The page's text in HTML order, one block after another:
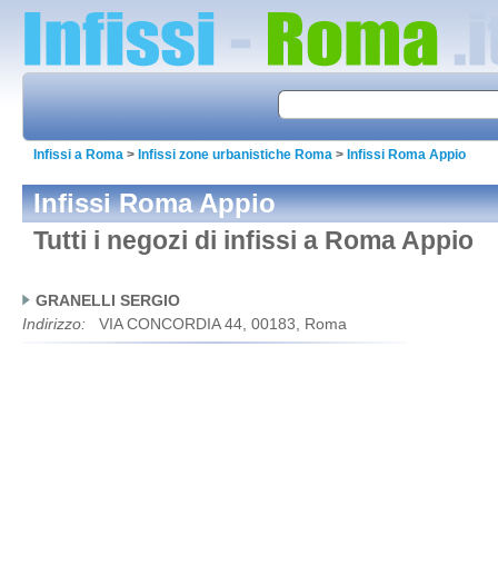
Infissi a Roma > Infissi zone urbanistiche Roma > Infissi Roma Appio
Infissi Roma Appio
Tutti i negozi di infissi a Roma Appio
GRANELLI SERGIO
Indirizzo:
VIA CONCORDIA 44, 00183, Roma